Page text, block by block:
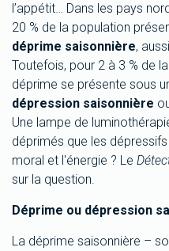
l’appétit… Dans les pays
20 % de la population
déprime saisonnière,
Toutefois, pour 2 à 3 % de
déprime se présente sous
dépression saisonnière
Une lampe de
déprimés que les
moral et l'énergie ? Le D
sur la question.
Déprime ou dépression
La déprime saisonnière –